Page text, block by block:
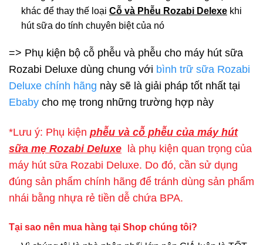
khác để thay thế loại Cỗ và Phễu Rozabi Delexekhi
hút sữa do tính chuyên biệt của nó
=> Phụ kiện bộ cỗ phễu và phễu cho máy hút sữa
Rozabi Deluxe dùng chung với bình trữ sữa Rozabi
Deluxe chính hãng này sẽ là giải pháp tốt nhất tại
Ebaby cho mẹ trong những trường hợp này
*Lưu ý: Phụ kiện phễu và cỗ phễu của máy hút
sữa mẹ Rozabi Deluxe là phụ kiện quan trọng của
máy hút sữa Rozabi Deluxe. Do đó, cần sử dụng
đúng sản phẩm chính hãng để tránh dùng sản phẩm
nhái bằng nhựa rẻ tiền dễ chứa BPA.
Tại sao nên mua hàng tại Shop chúng tôi?